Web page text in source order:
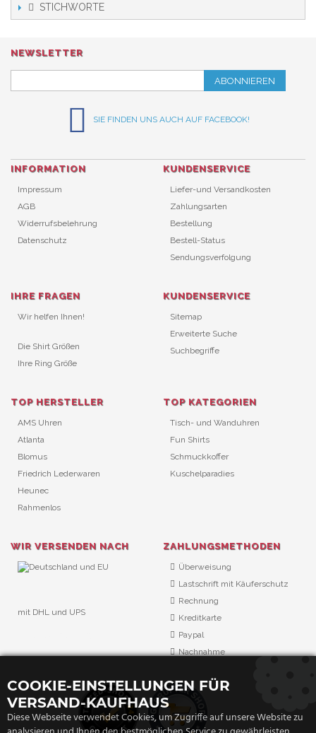
STICHWORTE
NEWSLETTER
ABONNIEREN
SIE FINDEN UNS AUCH AUF FACEBOOK!
INFORMATION
Impressum
AGB
Widerrufsbelehrung
Datenschutz
KUNDENSERVICE
Liefer-und Versandkosten
Zahlungsarten
Bestellung
Bestell-Status
Sendungsverfolgung
IHRE FRAGEN
Wir helfen Ihnen!
Die Shirt Größen
Ihre Ring Größe
KUNDENSERVICE
Sitemap
Erweiterte Suche
Suchbegriffe
TOP HERSTELLER
AMS Uhren
Atlanta
Blomus
Friedrich Lederwaren
Heunec
Rahmenlos
TOP KATEGORIEN
Tisch- und Wanduhren
Fun Shirts
Schmuckkoffer
Kuschelparadies
WIR VERSENDEN NACH
mit DHL und UPS
ZAHLUNGSMETHODEN
Überweisung
Lastschrift mit Käuferschutz
Rechnung
Kreditkarte
Paypal
Nachnahme
COOKIE-EINSTELLUNGEN FÜR
VERSAND-KAUFHAUS
Diese Webseite verwendet Cookies, um Zugriffe auf unsere Website zu